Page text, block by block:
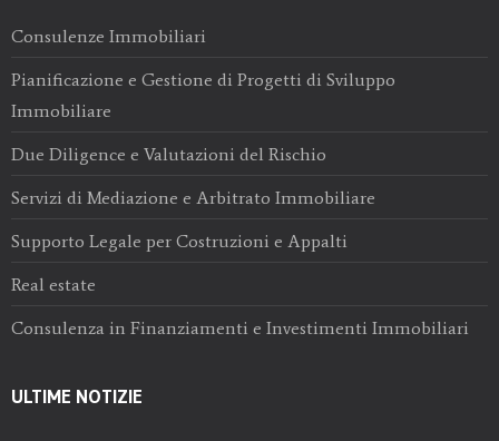
Consulenze Immobiliari
Pianificazione e Gestione di Progetti di Sviluppo
Immobiliare
Due Diligence e Valutazioni del Rischio
Servizi di Mediazione e Arbitrato Immobiliare
Supporto Legale per Costruzioni e Appalti
Real estate
Consulenza in Finanziamenti e Investimenti Immobiliari
ULTIME NOTIZIE